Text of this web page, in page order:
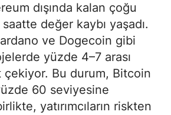
dışında kalan çoğu
değer kaybı yaşadı.
ve Dogecoin gibi
yüzde 4–7 arası
çekiyor. Bu durum, Bitcoin
60 seviyesine
yatırımcıların riskten